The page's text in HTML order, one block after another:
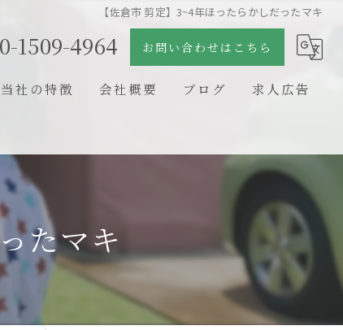
【佐倉市 剪定】3~4年ほったらかしだったマキ
1509-4964 お問い合わせはこちら
当社の特徴
石組
剪定
新築
リフォーム
会社概要 ブログ 求人広告
たマキ